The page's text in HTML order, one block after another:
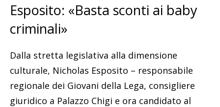
Esposito: «Basta sconti ai baby
criminali»
Dalla stretta legislativa alla dimensione
culturale, Nicholas Esposito – responsabile
regionale dei Giovani della Lega, consigliere
giuridico a Palazzo Chigi e ora candidato al